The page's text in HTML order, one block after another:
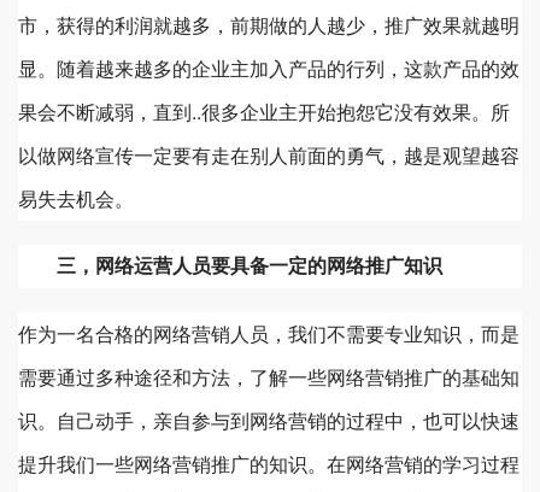
市，获得的利润就越多，前期做的人越少，推广效果就越明
显。随着越来越多的企业主加入产品的行列，这款产品的效
果会不断减弱，直到..很多企业主开始抱怨它没有效果。所
以做网络宣传一定要有走在别人前面的勇气，越是观望越容
易失去机会。
三，网络运营人员要具备一定的网络推广知识
作为一名合格的网络营销人员，我们不需要专业知识，而是
需要通过多种途径和方法，了解一些网络营销推广的基础知
识。自己动手，亲自参与到网络营销的过程中，也可以快速
提升我们一些网络营销推广的知识。在网络营销的学习过程